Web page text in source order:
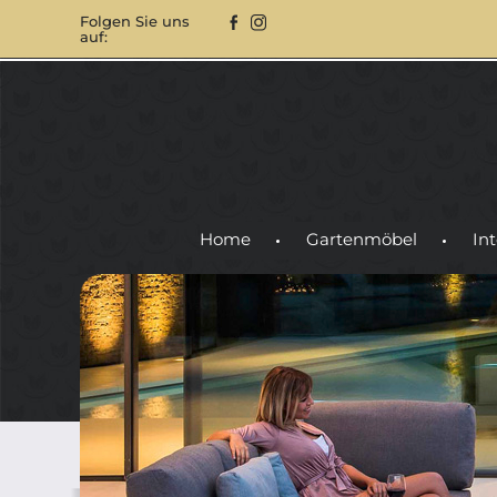
Folgen Sie uns
auf:
Home Gartenmöbel